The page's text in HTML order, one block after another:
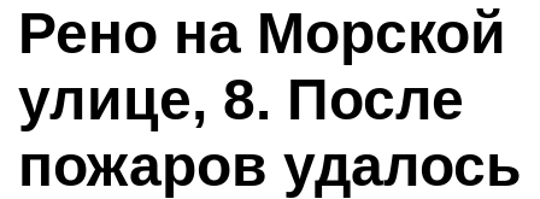
Рено на Морской
улице, 8. После
пожаров удалось